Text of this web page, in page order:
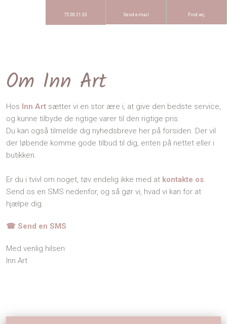
75 38 21 33 Send e-mail Find vej
Om Inn Art
Hos Inn Artsætter vi en stor ære i, at give den bedste service,
og kunne tilbyde de rigtige varer til den rigtige pris.
Du kan også tilmelde dig nyhedsbreve her på forsiden. Der vil
der løbende komme gode tilbud til dig, enten på nettet eller i
butikken.
Er du i tvivl om noget, tøv endelig ikke med at kontakte os.
Send os en SMS nedenfor, og så gør vi, hvad vi kan for at
hjælpe dig.
☎ Send en SMS
​Med venlig hilsen
Inn Art​